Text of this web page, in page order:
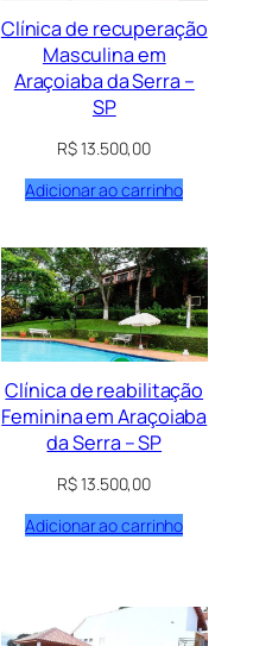
Clínica de recuperação
Masculina em
Araçoiaba da Serra –
SP
R$13.500,00
Adicionar ao carrinho
Clínica de reabilitação
Feminina em Araçoiaba
da Serra – SP
R$13.500,00
Adicionar ao carrinho